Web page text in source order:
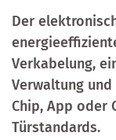
Der
Verkabelung,
Verwaltung
Chip, App oder
Türstandards.